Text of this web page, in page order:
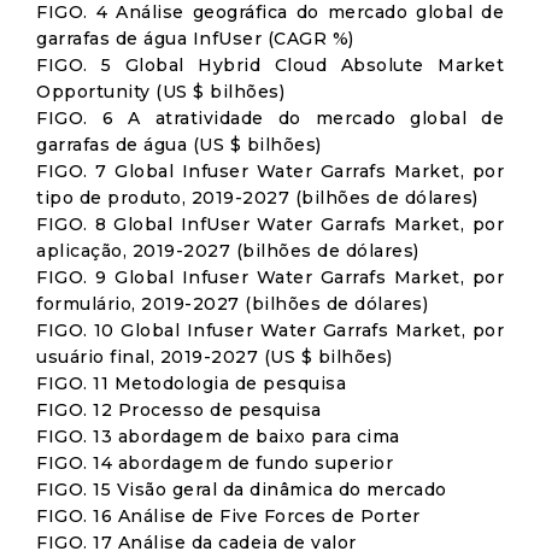
FIGO. 4 Análise geográfica do mercado global de
garrafas de água InfUser (CAGR %)
FIGO. 5 Global Hybrid Cloud Absolute Market
Opportunity (US $ bilhões)
FIGO. 6 A atratividade do mercado global de
garrafas de água (US $ bilhões)
FIGO. 7 Global Infuser Water Garrafs Market, por
tipo de produto, 2019-2027 (bilhões de dólares)
FIGO. 8 Global InfUser Water Garrafs Market, por
aplicação, 2019-2027 (bilhões de dólares)
FIGO. 9 Global Infuser Water Garrafs Market, por
formulário, 2019-2027 (bilhões de dólares)
FIGO. 10 Global Infuser Water Garrafs Market, por
usuário final, 2019-2027 (US $ bilhões)
FIGO. 11 Metodologia de pesquisa
FIGO. 12 Processo de pesquisa
FIGO. 13 abordagem de baixo para cima
FIGO. 14 abordagem de fundo superior
FIGO. 15 Visão geral da dinâmica do mercado
FIGO. 16 Análise de Five Forces de Porter
FIGO. 17 Análise da cadeia de valor